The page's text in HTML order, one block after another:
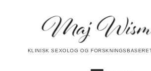
KLINISK SEXOLOG OG